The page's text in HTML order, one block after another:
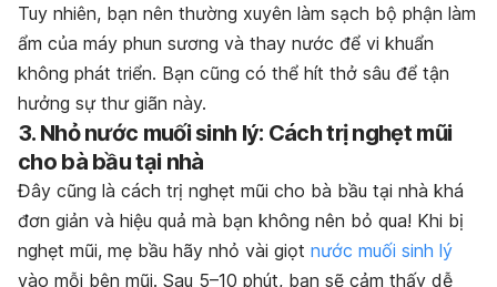
Tuy nhiên, bạn nên thường xuyên làm sạch bộ phận làm
ẩm của máy phun sương và thay nước để vi khuẩn
không phát triển. Bạn cũng có thể hít thở sâu để tận
hưởng sự thư giãn này.
3. Nhỏ nước muối sinh lý: Cách trị nghẹt mũi
cho bà bầu tại nhà
Đây cũng là cách trị nghẹt mũi cho bà bầu tại nhà khá
đơn giản và hiệu quả mà bạn không nên bỏ qua! Khi bị
nghẹt mũi, mẹ bầu hãy nhỏ vài giọt nước muối sinh lý
vào mỗi bên mũi. Sau 5–10 phút, bạn sẽ cảm thấy dễ